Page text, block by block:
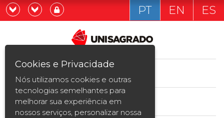
Graduação
Pós-graduação e MBA
Curta Duração
Já sou estudande
Quero ser estudante
PT EN ES
ESTUDE AQUI
Cookies e Privacidade
Nós utilizamos cookies e outras
tecnologias semelhantes para
melhorar sua experiência em
nossos serviços, personalizar nossa